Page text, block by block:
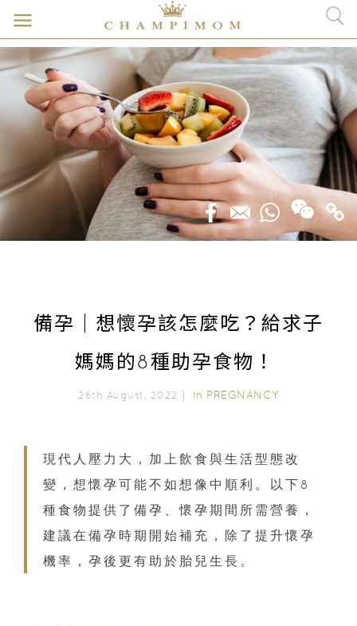
備孕｜想懷孕該怎麼吃？給求子
媽媽的8種助孕食物！
26th August, 2022｜ In PREGNANCY
現代人壓力大，加上飲食與生活型態改
變，想懷孕可能不如想像中順利。以下8
種食物提供了備孕、懷孕期間所需營養，
建議在備孕時期開始補充，除了提升懷孕
機率，孕後更有助於胎兒生長。